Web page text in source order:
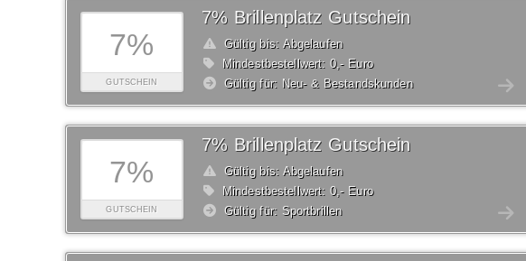
7%
GUTSCHEIN
7% Brillenplatz Gutschein
Gültig bis: Abgelaufen
Mindestbestellwert: 0,- Euro
Gültig für: Neu- & Bestandskunden
7%
GUTSCHEIN
7% Brillenplatz Gutschein
Gültig bis: Abgelaufen
Mindestbestellwert: 0,- Euro
Gültig für: Sportbrillen